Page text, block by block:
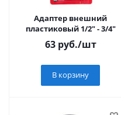
Адаптер внешний
пластиковый 1/2" - 3/4"
63руб./шт
В корзину